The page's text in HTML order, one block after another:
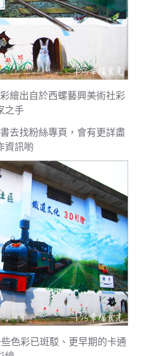
繪出自於西螺藝興美術社彩
之手
去找粉絲專頁，會有更詳盡
資訊喲
色彩已斑駁、更早期的卡通